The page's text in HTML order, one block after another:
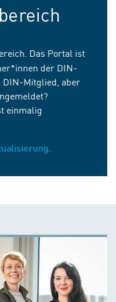
Das Portal ist
der DIN-
DIN-Mitglied, aber
einmalig